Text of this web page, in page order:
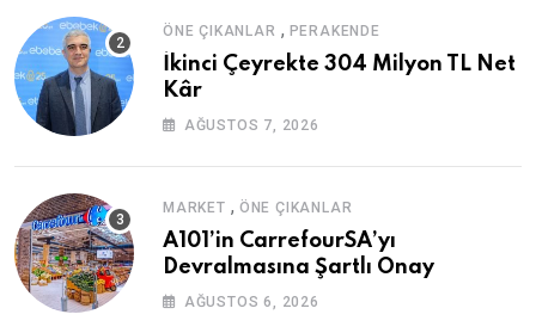
ÖNE ÇIKANLAR , PERAKENDE
İkinci Çeyrekte 304 Milyon TL Net
Kâr
AĞUSTOS 7, 2026
MARKET , ÖNE ÇIKANLAR
A101’in CarrefourSA’yı
Devralmasına Şartlı Onay
AĞUSTOS 6, 2026